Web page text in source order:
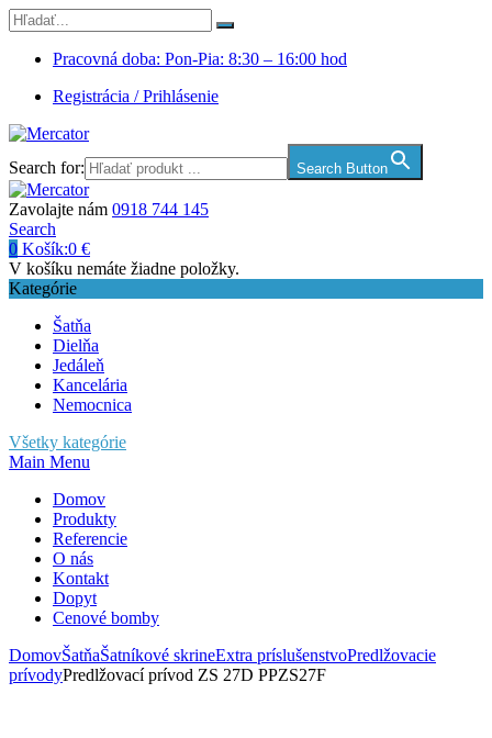
Pracovná doba: Pon-Pia: 8:30 – 16:00 hod
Registrácia / Prihlásenie
Search for: Search Button
Zavolajte nám 0918 744 145
Search
0 Košík:0 €
V košíku nemáte žiadne položky.
Kategórie
Šatňa
Dielňa
Jedáleň
Kancelária
Nemocnica
Všetky kategórie
Main Menu
Domov
Produkty
Referencie
O nás
Kontakt
Dopyt
Cenové bomby
DomovŠatňaŠatníkové skrineExtra príslušenstvoPredlžovacie
prívodyPredlžovací prívod ZS 27D PPZS27F